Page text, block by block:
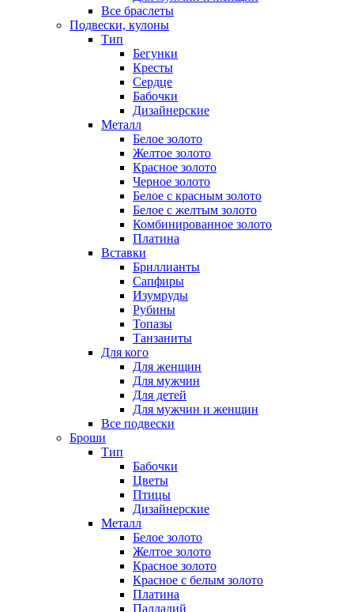
Все браслеты
Подвески, кулоны
Тип
Бегунки
Кресты
Сердце
Бабочки
Дизайнерские
Металл
Белое золото
Желтое золото
Красное золото
Черное золото
Белое с красным золото
Белое с желтым золото
Комбинированное золото
Платина
Вставки
Бриллианты
Сапфиры
Изумруды
Рубины
Топазы
Танзаниты
Для кого
Для женщин
Для мужчин
Для детей
Для мужчин и женщин
Все подвески
Броши
Тип
Бабочки
Цветы
Птицы
Дизайнерские
Металл
Белое золото
Желтое золото
Красное золото
Красное с белым золото
Платина
Палладий